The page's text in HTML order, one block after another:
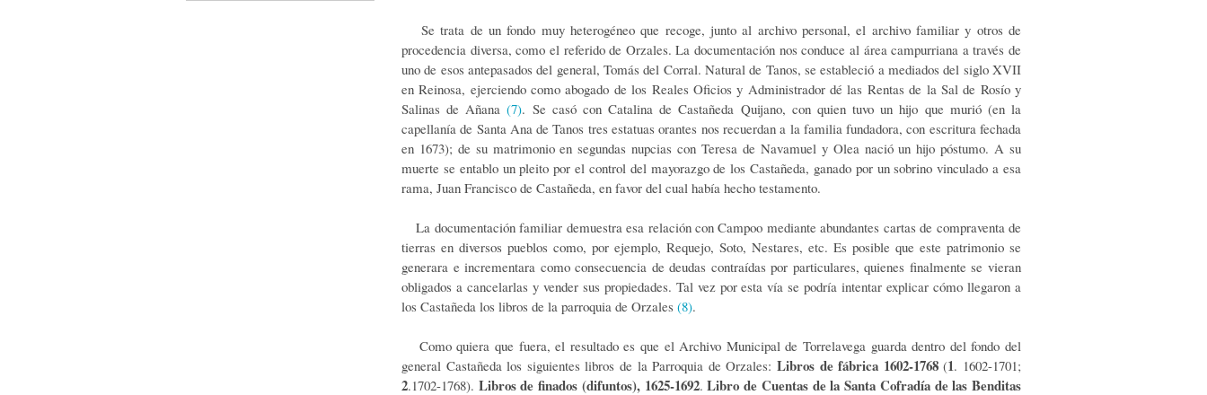
Se trata de un fondo muy heterogéneo que recoge, junto al archivo personal, el archivo familiar y otros de
procedencia diversa, como el referido de Orzales. La documentación nos conduce al área campurriana a través de
uno de esos antepasados del general, Tomás del Corral. Natural de Tanos, se estableció a mediados del siglo XVII
en Reinosa, ejerciendo como abogado de los Reales Oficios y Administrador dé las Rentas de la Sal de Rosío y
Salinas de Añana(7). Se casó con Catalina de Castañeda Quijano, con quien tuvo un hijo que murió (en la
capellanía de Santa Ana de Tanos tres estatuas orantes nos recuerdan a la familia fundadora, con escritura fechada
en 1673); de su matrimonio en segundas nupcias con Teresa de Navamuel y Olea nació un hijo póstumo. A su
muerte se entablo un pleito por el control del mayorazgo de los Castañeda, ganado por un sobrino vinculado a esa
rama, Juan Francisco de Castañeda, en favor del cual había hecho testamento.
La documentación familiar demuestra esa relación con Campoo mediante abundantes cartas de compraventa de
tierras en diversos pueblos como, por ejemplo, Requejo, Soto, Nestares, etc. Es posible que este patrimonio se
generara e incrementara como consecuencia de deudas contraídas por particulares, quienes finalmente se vieran
obligados a cancelarlas y vender sus propiedades. Tal vez por esta vía se podría intentar explicar cómo llegaron a
los Castañeda los libros de la parroquia de Orzales (8).
Como quiera que fuera, el resultado es que el Archivo Municipal de Torrelavega guarda dentro del fondo del
general Castañeda los siguientes libros de la Parroquia de Orzales: Libros de fábrica 1602-1768(1. 1602-1701;
2.1702-1768). Libros de finados (difuntos), 1625-1692.Libro de Cuentas de la Santa Cofradía de las Benditas